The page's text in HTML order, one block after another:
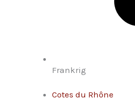
Frankrig
Cotes du Rhône